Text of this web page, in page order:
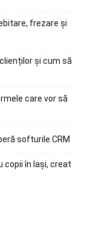
frezare și
și cum să
care vor să
softurile CRM
copii în Iași, creat